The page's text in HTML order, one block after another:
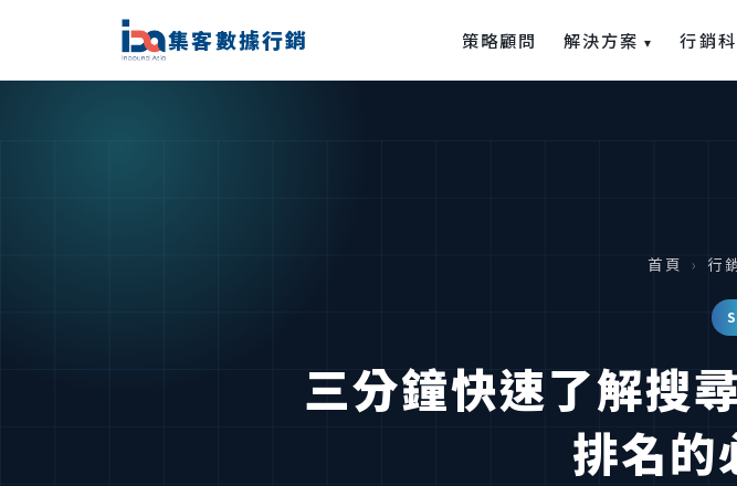
集客數據行銷 策略顧問 解決方案▾ 行銷
首頁 › 行
三分鐘快速了解搜
排名的